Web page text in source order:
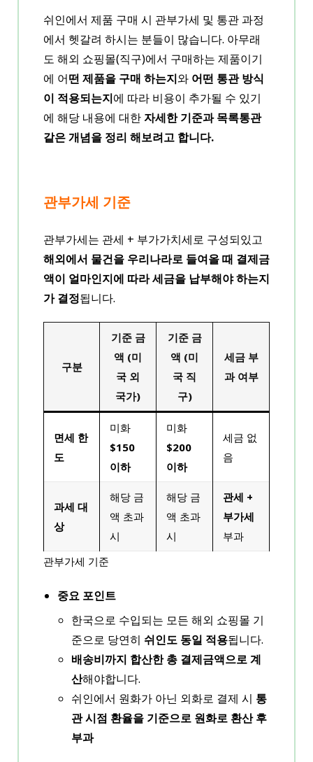
또한, 자동으로 적용되는 시스템으로A
상품에 A할인코드/B상품에 B 할인코
드를 각각 따로 적용할 수 없습니다.원
하는 할인코드를 각각 적용해 결제하려
면,장바구니에 상품을 개별로 담아 주문
을 나눠 진행하셔야 합니다.
아니며, 상품 금액과 배송 국가 및 통관
기준에 따라 다르게 적용됩니다.
관세 및 부가세 부과 기준이 궁금하시다
면 [쉬인 관부가세 안내] 항목을 참고해
주세요.
쉬인에서 제품 구매 시 관부가세 및 통관 과정
에서 헷갈려 하시는 분들이 많습니다. 아무래
도 해외 쇼핑몰(직구)에서 구매하는 제품이기
에 어떤 제품을 구매 하는지와 어떤 통관 방식
이 적용되는지에 따라 비용이 추가될 수 있기
에 해당 내용에 대한자세한 기준과 목록통관
같은 개념을 정리 해보려고 합니다.
관부가세 기준
관부가세는 관세 + 부가가치세로 구성되있고
해외에서 물건을 우리나라로 들여올 때 결제금
액이 얼마인지에 따라 세금을 납부해야 하는지
가 결정됩니다.
구분
기준 금
액 (미
국 외
국가)
기준 금
액 (미
국 직
구)
세금 부
과 여부
면세 한
도
미화
$150
이하
미화
$200
이하
세금 없
음
과세 대
상
해당 금
액 초과
시
해당 금
액 초과
시
관세 +
부가세
부과
관부가세 기준
중요 포인트
한국으로 수입되는 모든 해외 쇼핑몰 기
준으로 당연히 쉬인도 동일 적용됩니다.
배송비까지 합산한 총 결제금액으로 계
산해야합니다.
쉬인에서 원화가 아닌 외화로 결제 시 통
관 시점 환율을 기준으로 원화로 환산 후
부과